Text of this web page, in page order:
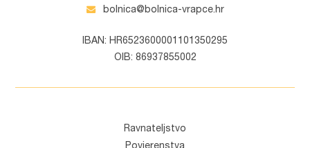
bolnica@bolnica-vrapce.hr
IBAN: HR6523600001101350295
OIB: 86937855002
Ravnateljstvo